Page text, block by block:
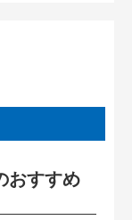
おすすめ